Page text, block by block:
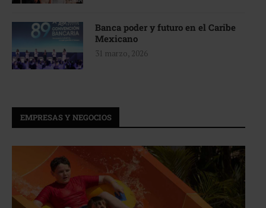
Banca poder y futuro en el Caribe
Mexicano
31 marzo, 2026
EMPRESAS Y NEGOCIOS